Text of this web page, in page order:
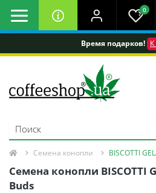
Время подарков!
0
Семена конопли BISCOTTI
Семена конопли BISCOTTI
Buds